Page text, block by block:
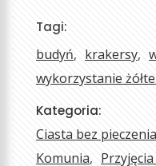
Tagi:
budyń krakersy
wykorzystanie
Kategoria:
Ciasta bez pieczenia
Komunia